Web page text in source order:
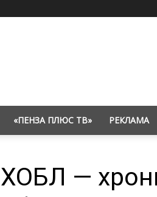
«ПЕНЗА ПЛЮС ТВ» РЕКЛАМА
ХОБЛ —